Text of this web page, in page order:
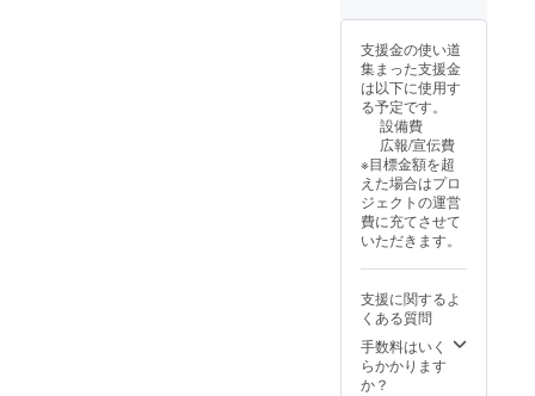
支援金の使い道
集まった支援金
は以下に使用す
る予定です。
設備費
広報/宣伝費
※目標金額を超
えた場合はプロ
ジェクトの運営
費に充てさせて
いただきます。
支援に関するよ
くある質問
手数料はいく
らかかります
か？